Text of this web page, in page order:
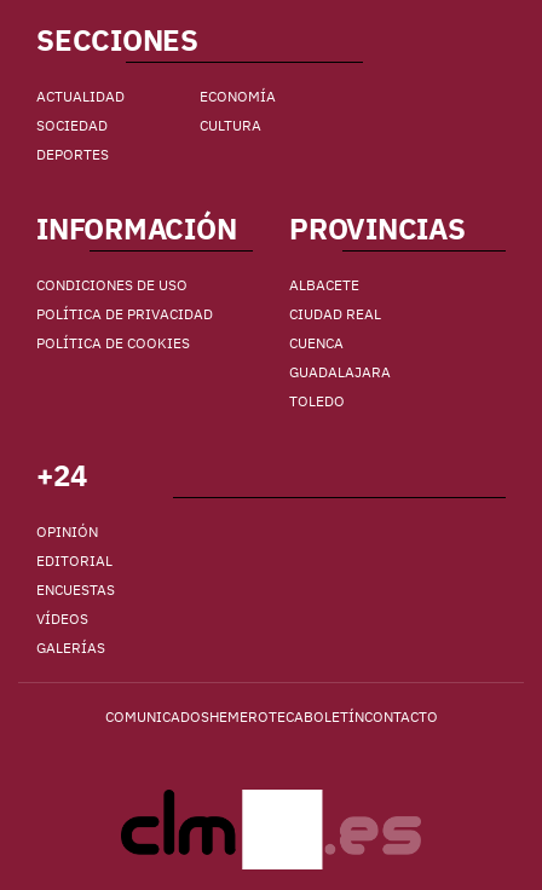
SECCIONES
ACTUALIDAD
ECONOMÍA
SOCIEDAD
CULTURA
DEPORTES
INFORMACIÓN
CONDICIONES DE USO
POLÍTICA DE PRIVACIDAD
POLÍTICA DE COOKIES
PROVINCIAS
ALBACETE
CIUDAD REAL
CUENCA
GUADALAJARA
TOLEDO
+24
OPINIÓN
EDITORIAL
ENCUESTAS
VÍDEOS
GALERÍAS
COMUNICADOSHEMEROTECABOLETÍNCONTACTO